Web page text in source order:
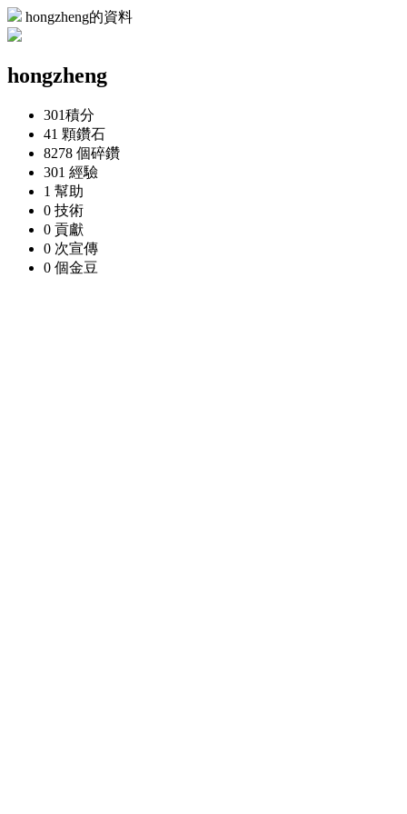
hongzheng的資料
hongzheng
301積分
41 顆鑽石
8278 個碎鑽
301 經驗
1 幫助
0 技術
0 貢獻
0 次宣傳
0 個金豆